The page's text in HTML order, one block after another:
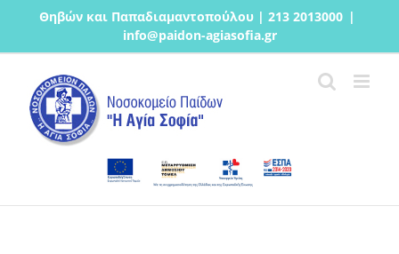
Μετάβαση
περιεχόμενο
Θηβών και Παπαδιαμαντοπούλου | 213 2013000 |
info@paidon-agiasofia.gr